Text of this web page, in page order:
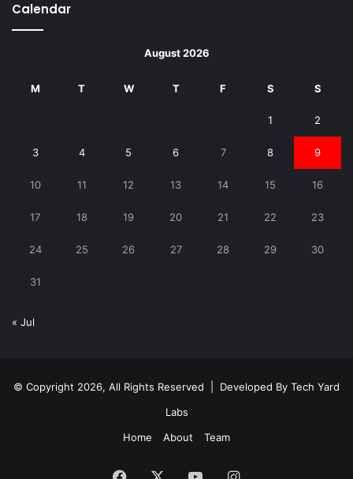
Calendar
August 2026
M T W T F S S
1 2
3 4 5 6 7 8 9
10 11 12 13 14 15 16
17 18 19 20 21 22 23
24 25 26 27 28 29 30
31
« Jul
© Copyright 2026, All Rights Reserved | Developed By Tech Yard
Labs
Home
About Team
Facebook YouTubeInstagram